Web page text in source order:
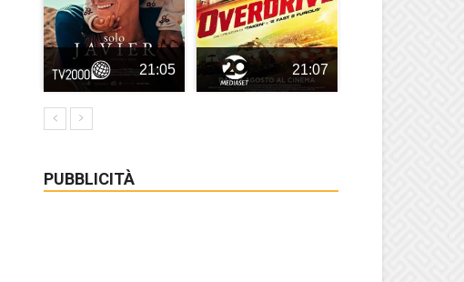
21:05 21:07
PUBBLICITÀ